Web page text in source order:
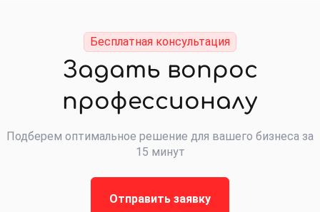
Бесплатная консультация
Задать вопрос
профессионалу
Подберем оптимальное решение для вашего бизнеса за
15 минут
Отправить заявку